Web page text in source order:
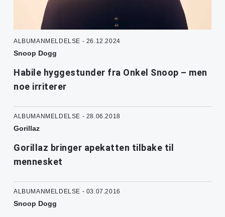
ALBUMANMELDELSE - 26.12.2024
Snoop Dogg
Habile hyggestunder fra Onkel Snoop – men
noe irriterer
ALBUMANMELDELSE - 28.06.2018
Gorillaz
Gorillaz bringer apekatten tilbake til
mennesket
ALBUMANMELDELSE - 03.07.2016
Snoop Dogg